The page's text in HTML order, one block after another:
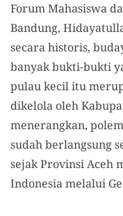
Forum Mahasiswa
Bandung,
secara historis,
banyak bukti-bukti
pulau kecil itu
dikelola oleh
menerangkan,
sudah berlangsung
sejak Provinsi Aceh
Indonesia melalui